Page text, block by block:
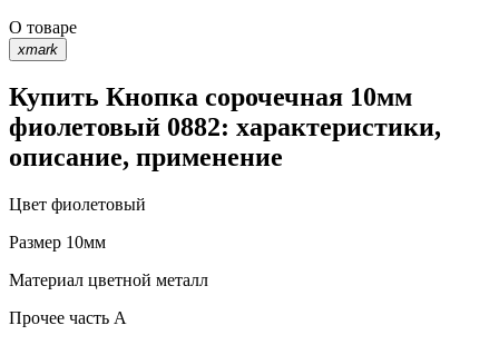
О товаре
xmark
Купить Кнопка сорочечная 10мм
фиолетовый 0882: характеристики,
описание, применение
Цвет фиолетовый
Размер 10мм
Материал цветной металл
Прочее часть A